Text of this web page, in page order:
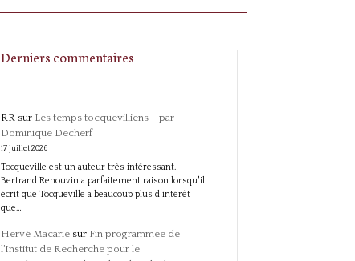
Derniers commentaires
RRsur Les temps tocquevilliens – par
Dominique Decherf
17 juillet 2026
Tocqueville est un auteur très intéressant.
Bertrand Renouvin a parfaitement raison lorsqu'il
écrit que Tocqueville a beaucoup plus d'intérêt
que…
Hervé Macariesur Fin programmée de
l’Institut de Recherche pour le